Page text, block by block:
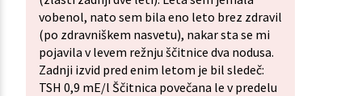
vobenol, nato sem bila eno leto brez zdravil
(po zdravniškem nasvetu), nakar sta se mi
pojavila v levem režnju ščitnice dva nodusa.
Zadnji izvid pred enim letom je bil sledeč:
TSH 0,9 mE/l Ščitnica povečana le v predelu